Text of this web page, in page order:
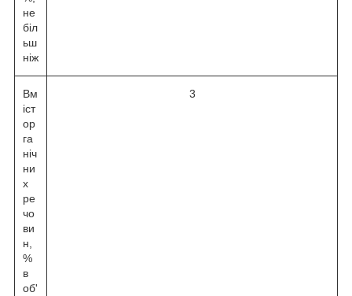
не
біл
ьш
ніж
Вм
іст
ор
га
ніч
ни
х
ре
чо
ви
н,
%
в
об'
3